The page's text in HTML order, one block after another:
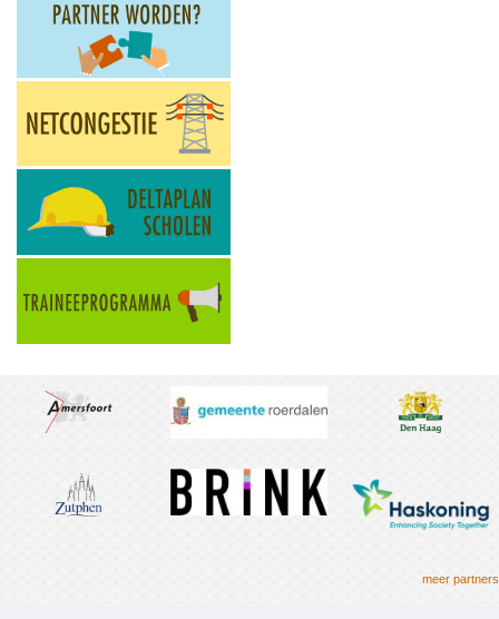
meer partners